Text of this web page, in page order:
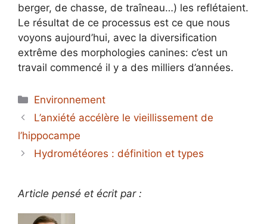
berger, de chasse, de traîneau…) les reflétaient.
Le résultat de ce processus est ce que nous
voyons aujourd’hui, avec la diversification
extrême des morphologies canines: c’est un
travail commencé il y a des milliers d’années.
Catégories
Environnement
L’anxiété accélère le vieillissement de
l’hippocampe
Hydrométéores : définition et types
Article pensé et écrit par :